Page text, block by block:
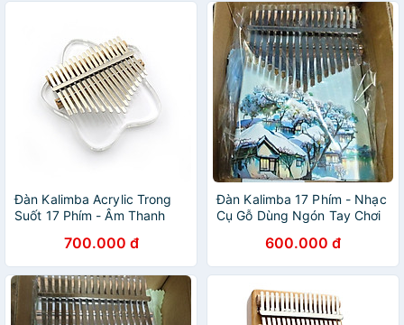
Đàn Kalimba Acrylic Trong
Suốt 17 Phím - Âm Thanh
700.000 đ
Đàn Kalimba 17 Phím - Nhạc
Cụ Gỗ Dùng Ngón Tay Chơi
600.000 đ